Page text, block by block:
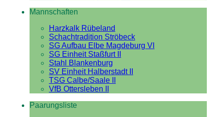
Mannschaften
Harzkalk Rübeland
Schachtradition Ströbeck
SG Aufbau Elbe Magdeburg VI
SG Einheit Staßfurt II
Stahl Blankenburg
SV Einheit Halberstadt II
TSG Calbe/Saale II
VfB Ottersleben II
Paarungsliste